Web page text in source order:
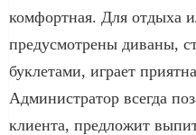
комфортная. Для отдыха
предусмотрены диваны,
буклетами, играет
Администратор всегда
клиента, предложит